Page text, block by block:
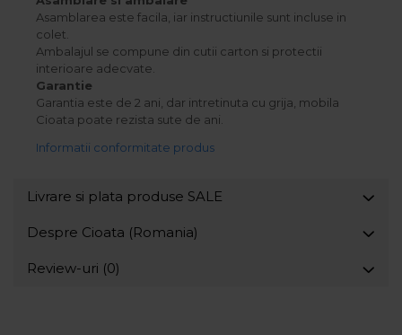
Asamblarea este facila, iar instructiunile sunt incluse in
colet.
Ambalajul se compune din cutii carton si protectii
interioare adecvate.
Garantie
Garantia este de 2 ani, dar intretinuta cu grija, mobila
Cioata poate rezista sute de ani.
Informatii conformitate produs
Livrare si plata produse SALE
Despre Cioata (Romania)
Review-uri (0)